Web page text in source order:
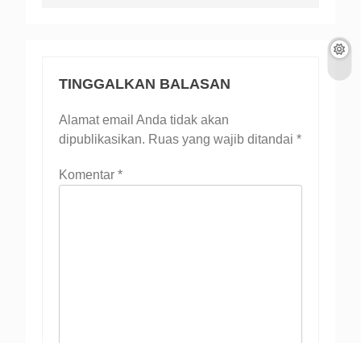
TINGGALKAN BALASAN
Alamat email Anda tidak akan
dipublikasikan. Ruas yang wajib ditandai *
Komentar *